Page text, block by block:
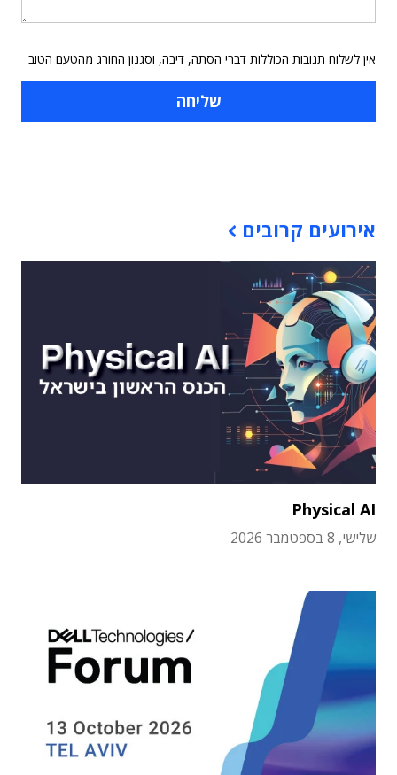
אין לשלוח תגובות הכוללות דברי הסתה, דיבה, וסגנון החורג מהטעם הטוב
אירועים קרובים
Physical AI
שלישי, 8 בספטמבר 2026